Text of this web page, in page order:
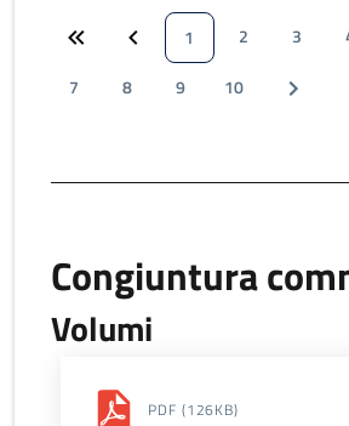
1 2 3
7
8 9 10
Congiuntura
Volumi
PDF (126KB)